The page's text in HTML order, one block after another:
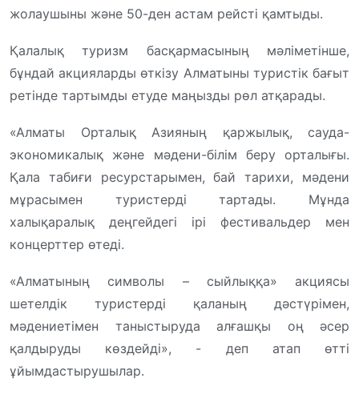
жолаушыны және 50-ден астам рейсті қамтыды.
Қалалық туризм басқармасының мәліметінше,
бұндай акцияларды өткізу Алматыны туристік бағыт
ретінде тартымды етуде маңызды рөл атқарады.
«Алматы Орталық Азияның қаржылық, сауда-
экономикалық және мәдени-білім беру орталығы.
Қала табиғи ресурстарымен, бай тарихи, мәдени
мұрасымен туристерді тартады. Мұнда
халықаралық деңгейдегі ірі фестивальдер мен
концерттер өтеді.
«Алматының символы – сыйлыққа» акциясы
шетелдік туристерді қаланың дәстүрімен,
мәдениетімен таныстыруда алғашқы оң әсер
қалдыруды көздейді», - деп атап өтті
ұйымдастырушылар.